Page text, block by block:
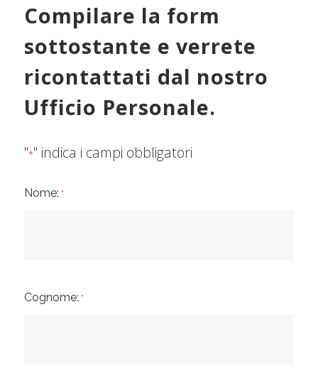
Compilare la form
sottostante e verrete
ricontattati dal nostro
Ufficio Personale.
"*" indica i campi obbligatori
Nome: *
Cognome: *